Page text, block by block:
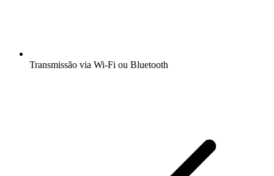
Transmissão via Wi-Fi ou Bluetooth